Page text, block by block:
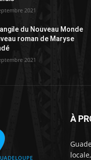
2021
du Nouveau Monde
roman de Maryse
2021
À